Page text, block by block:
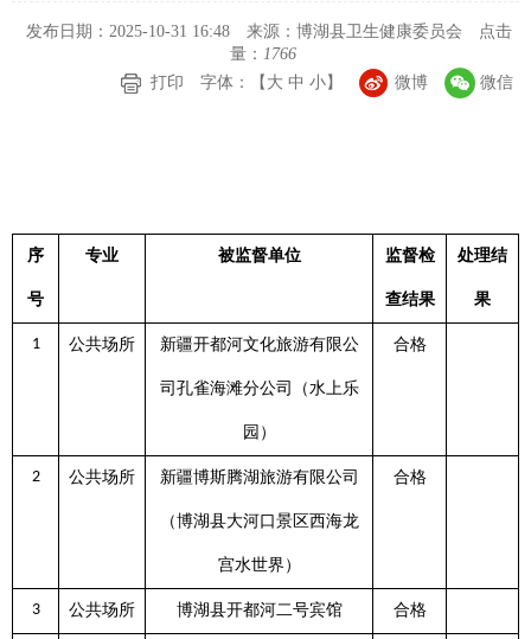
发布日期：2025-10-31 16:48 来源：博湖县卫生健康委员会
点击
量： 1766
打印
字体：【 大 中 小】 微博 微信
序
号
专业 被监督单位 监督检
查结果
处理结
果
1 公共场所 新疆开都河文化旅游有限公
司孔雀海滩分公司（水上乐
园）
合格
2 公共场所 新疆博斯腾湖旅游有限公司
（博湖县大河口景区西海龙
宫水世界）
合格
3 公共场所 博湖县开都河二号宾馆 合格